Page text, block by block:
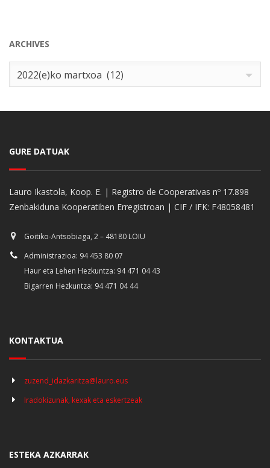
ARCHIVES
Archives
2022(e)ko martxoa (12)
GURE DATUAK
Lauro Ikastola, Koop. E. | Registro de Cooperativas nº 17.898
Zenbakiduna Kooperatiben Erregistroan | CIF / IFK: F48058481
Goitiko-Antsobiaga, 2 – 48180 LOIU
Administrazioa: 94 453 80 07
Haur eta Lehen Hezkuntza: 94 471 04 43
Bigarren Hezkuntza: 94 471 04 44
KONTAKTUA
zuzend_idazkaritza@lauro.eus
Iradokizunak, kexak eta eskertzeak
ESTEKA AZKARRAK